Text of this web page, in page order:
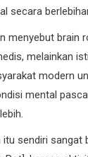
secara
menyebut brain
melainkan
modern
mental
itu sendiri sangat